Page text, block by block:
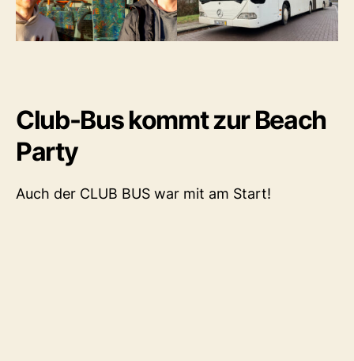
Club-Bus kommt zur Beach
Party
Auch der CLUB BUS war mit am Start!